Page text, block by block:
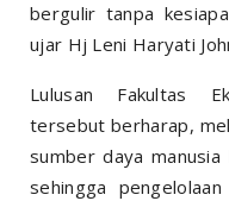
bergulir tanpa
ujar Hj Leni Haryati
Lulusan Fakultas
tersebut berharap,
sumber daya
sehingga